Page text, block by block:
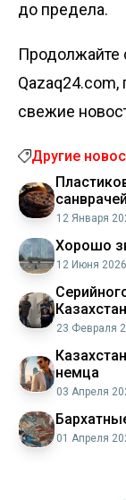
до предела.
Продолжайте
свежие
Другие
12 Января
Хорошо
12 Июня
Казахстан
23 Февраля
немца
03 Апреля
01 Апреля